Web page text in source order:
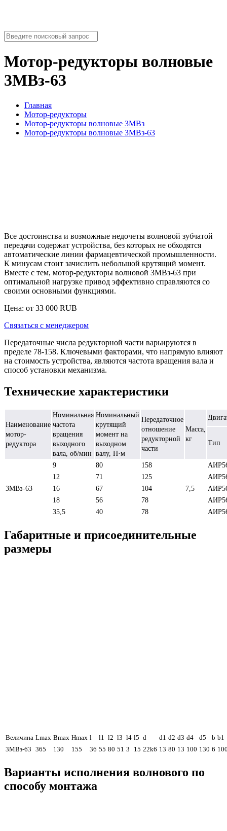
Мотор-редукторы волновые
3МВз-63
Главная
Мотор-редукторы
Мотор-редукторы волновые 3МВз
Мотор-редукторы волновые 3МВз-63
Все достоинства и возможные недочеты волновой зубчатой
передачи содержат устройства, без которых не обходятся
автоматические линии фармацевтической промышленности.
К минусам стоит зачислить небольшой крутящий момент.
Вместе с тем, мотор-редукторы волновой 3МВз-63 при
оптимальной нагрузке привод эффективно справляются со
своими основными функциями.
Цена: от 33 000 RUB
Связаться с менеджером
Передаточные числа редукторной части варьируются в
пределе 78-158. Ключевыми факторами, что напрямую влияют
на стоимость устройства, являются частота вращения вала и
способ установки механизма.
Технические характеристики
Наименование
мотор-
редуктора
Номинальная
частота
вращения
выходного
вала, об/мин
Номинальный
крутящий
момент на
выходном
валу, Н·м
Передаточное
отношение
редукторной
части
Масса,
кг
Тип
3МВз-63
9 80 158
7,5
12
71 125
16
67 104
18
56 78
35,5
40 78
Габаритные и присоединительные
размеры
Величина Lmax Bmax Hmax l l1 l2 l3 l4 l5 d d1 d2 d3 d4 d5 b b1
3МВз-63 365 130 155 36 55 80 51 3 15 22k6 13 80 13 100 130 6
Варианты исполнения волнового по
способу монтажа